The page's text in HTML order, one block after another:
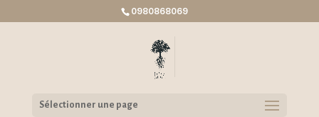
0980868069
Sélectionner une page